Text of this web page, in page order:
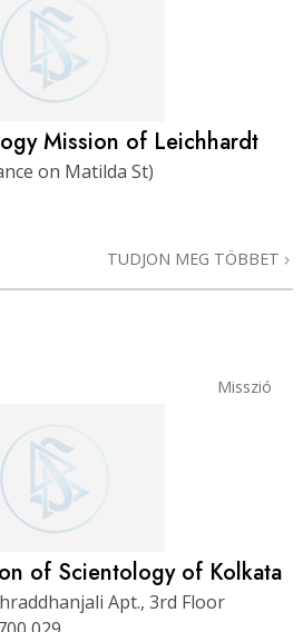
Mission of Leichhardt
on Matilda St)
TUDJON MEG TÖBBET
Misszió
of Scientology of Kolkata
Apt., 3rd Floor